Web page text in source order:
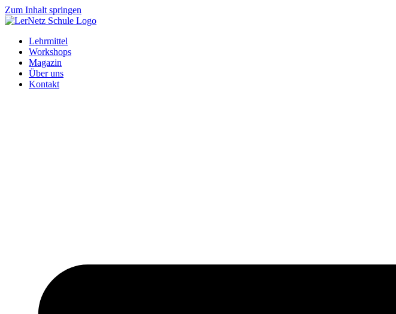
Zum Inhalt springen
Lehrmittel
Workshops
Magazin
Über uns
Kontakt